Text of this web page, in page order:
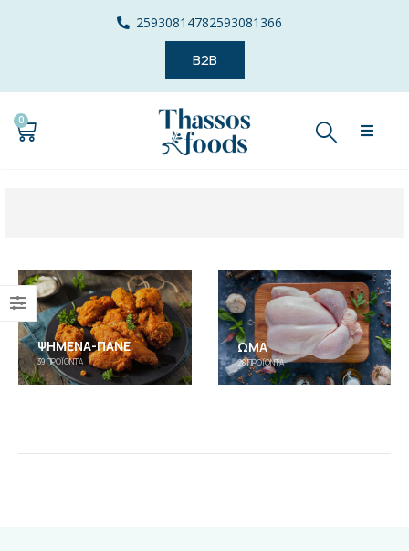
25930814782593081366
B2B
0
ΨΗΜΈΝΑ-ΠΑΝΈ
39ΠΡΟΪΌΝΤΑ
ΩΜΆ
28ΠΡΟΪΌΝΤΑ